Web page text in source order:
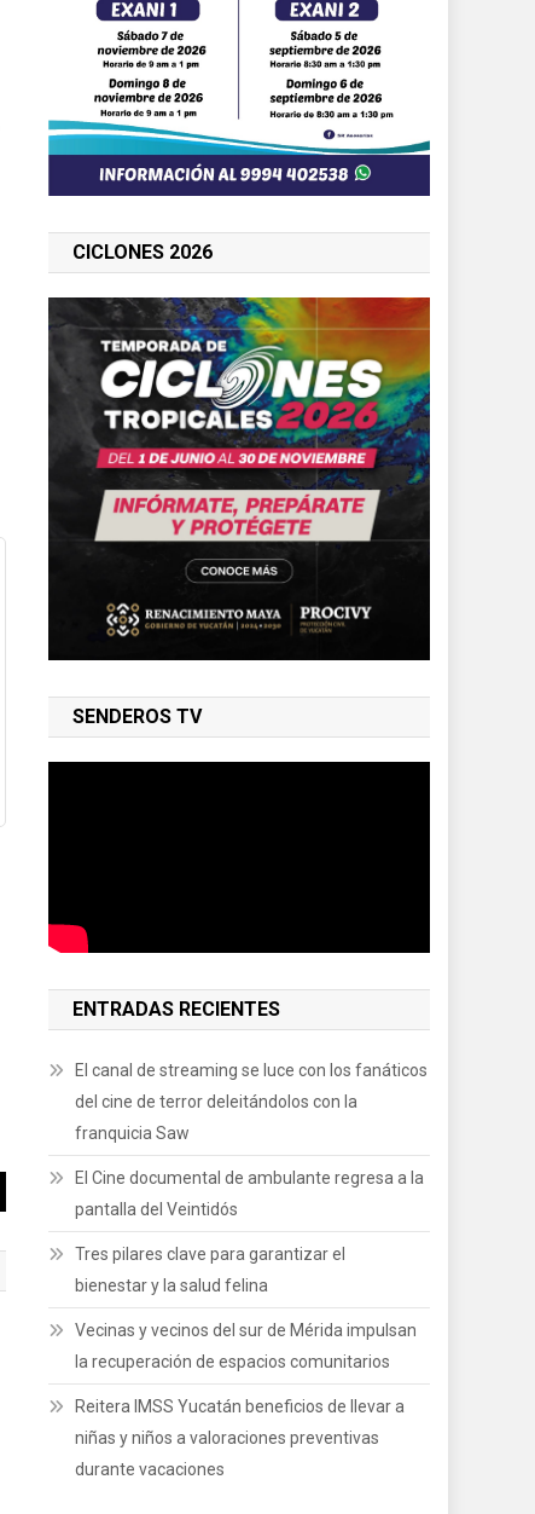
CICLONES 2026
SENDEROS TV
ENTRADAS RECIENTES
El canal de streaming se luce con los fanáticos
del cine de terror deleitándolos con la
franquicia Saw
El Cine documental de ambulante regresa a la
pantalla del Veintidós
Tres pilares clave para garantizar el
bienestar y la salud felina
Vecinas y vecinos del sur de Mérida impulsan
la recuperación de espacios comunitarios
Reitera IMSS Yucatán beneficios de llevar a
niñas y niños a valoraciones preventivas
durante vacaciones